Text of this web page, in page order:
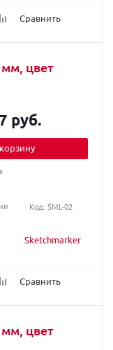
Сравнить
цвет
Sketchmarker
Сравнить
руб.
Код: SML-02
цвет